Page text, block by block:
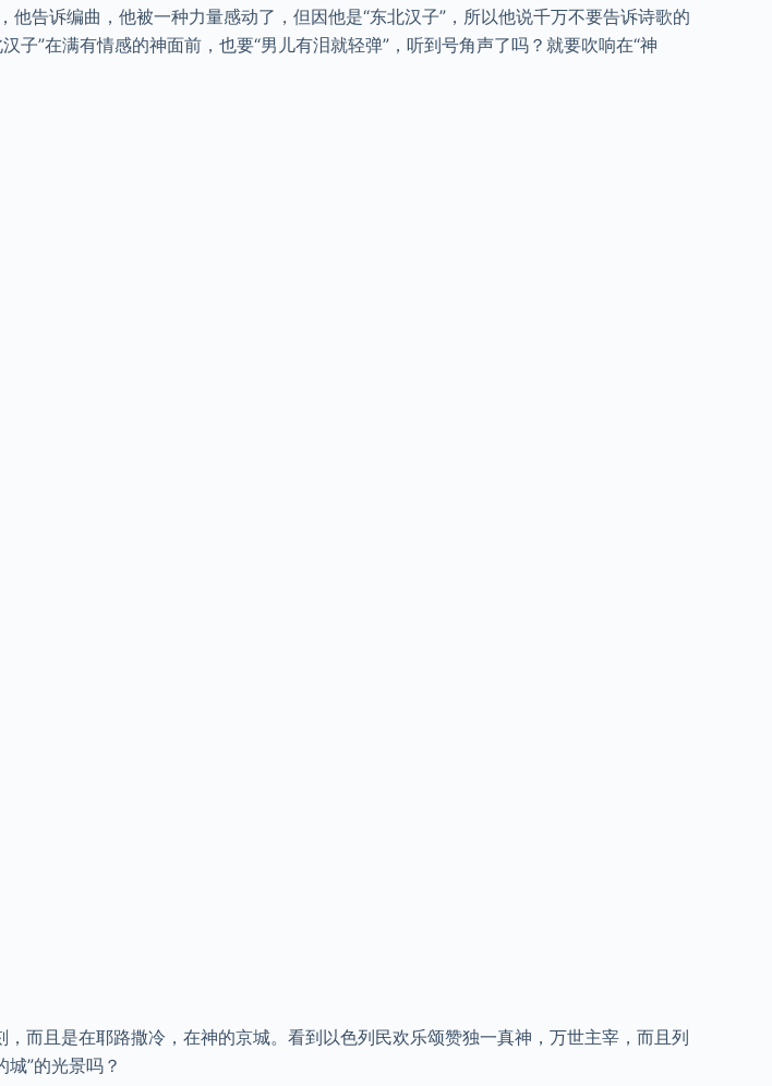
告诉编曲，他被一种力量感动了，但因他是“东北汉子”，所以他说千万不要告诉诗歌的
”在满有情感的神面前，也要“男儿有泪就轻弹”，听到号角声了吗？就要吹响在“神
且是在耶路撒冷，在神的京城。看到以色列民欢乐颂赞独一真神，万世主宰，而且列
”的光景吗？